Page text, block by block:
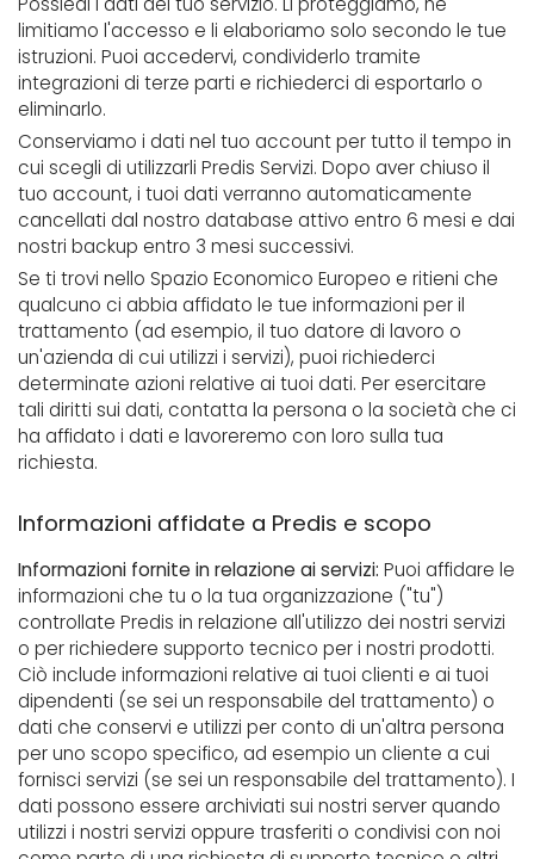
limitiamo l'accesso e li elaboriamo solo secondo le tue
istruzioni. Puoi accedervi, condividerlo tramite
integrazioni di terze parti e richiederci di esportarlo o
eliminarlo.
Conserviamo i dati nel tuo account per tutto il tempo in
cui scegli di utilizzarli Predis Servizi. Dopo aver chiuso il
tuo account, i tuoi dati verranno automaticamente
cancellati dal nostro database attivo entro 6 mesi e dai
nostri backup entro 3 mesi successivi.
Se ti trovi nello Spazio Economico Europeo e ritieni che
qualcuno ci abbia affidato le tue informazioni per il
trattamento (ad esempio, il tuo datore di lavoro o
un'azienda di cui utilizzi i servizi), puoi richiederci
determinate azioni relative ai tuoi dati. Per esercitare
tali diritti sui dati, contatta la persona o la società che ci
ha affidato i dati e lavoreremo con loro sulla tua
richiesta.
Informazioni affidate a Predis e scopo
Informazioni fornite in relazione ai servizi: Puoi affidare le
informazioni che tu o la tua organizzazione ("tu")
controllate Predis in relazione all'utilizzo dei nostri servizi
o per richiedere supporto tecnico per i nostri prodotti.
Ciò include informazioni relative ai tuoi clienti e ai tuoi
dipendenti (se sei un responsabile del trattamento) o
dati che conservi e utilizzi per conto di un'altra persona
per uno scopo specifico, ad esempio un cliente a cui
fornisci servizi (se sei un responsabile del trattamento). I
dati possono essere archiviati sui nostri server quando
utilizzi i nostri servizi oppure trasferiti o condivisi con noi